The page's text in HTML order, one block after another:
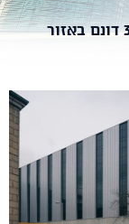
מגרש תעשייתי למכירה בשטח של 3 דונם באזור